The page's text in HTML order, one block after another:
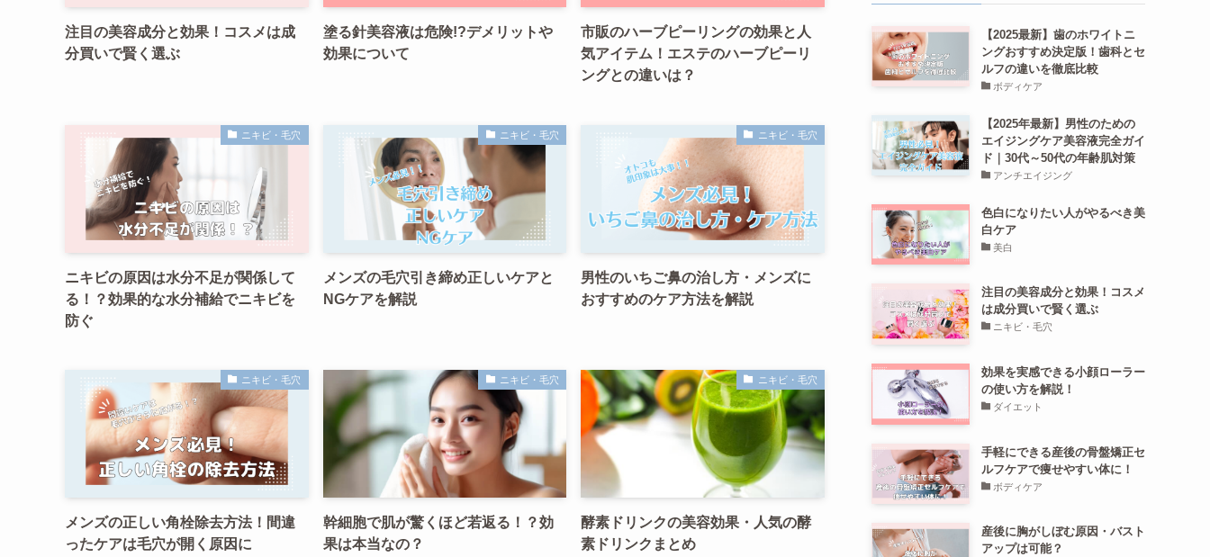
注目の美容成分と効果！コスメは成
分買いで賢く選ぶ
塗る針美容液は危険!?デメリットや
効果について
市販のハーブピーリングの効果と人
気アイテム！エステのハーブピーリ
ングとの違いは？
ニキビ・毛穴
ニキビの原因は水分不足が関係して
る！？効果的な水分補給でニキビを
防ぐ
ニキビ・毛穴
メンズの毛穴引き締め正しいケアと
NGケアを解説
ニキビ・毛穴
男性のいちご鼻の治し方・メンズに
おすすめのケア方法を解説
ニキビ・毛穴
メンズの正しい角栓除去方法！間違
ったケアは毛穴が開く原因に
ニキビ・毛穴
幹細胞で肌が驚くほど若返る！？効
果は本当なの？
ニキビ・毛穴
酵素ドリンクの美容効果・人気の酵
素ドリンクまとめ
【2025最新】歯のホワイトニ
ングおすすめ決定版！歯科とセ
ルフの違いを徹底比較
ボディケア
【2025年最新】男性のための
エイジングケア美容液完全ガイ
ド｜30代～50代の年齢肌対策
アンチエイジング
色白になりたい人がやるべき美
白ケア
美白
注目の美容成分と効果！コスメ
は成分買いで賢く選ぶ
ニキビ・毛穴
効果を実感できる小顔ローラー
の使い方を解説！
ダイエット
手軽にできる産後の骨盤矯正セ
ルフケアで痩せやすい体に！
ボディケア
産後に胸がしぼむ原因・バスト
アップは可能？